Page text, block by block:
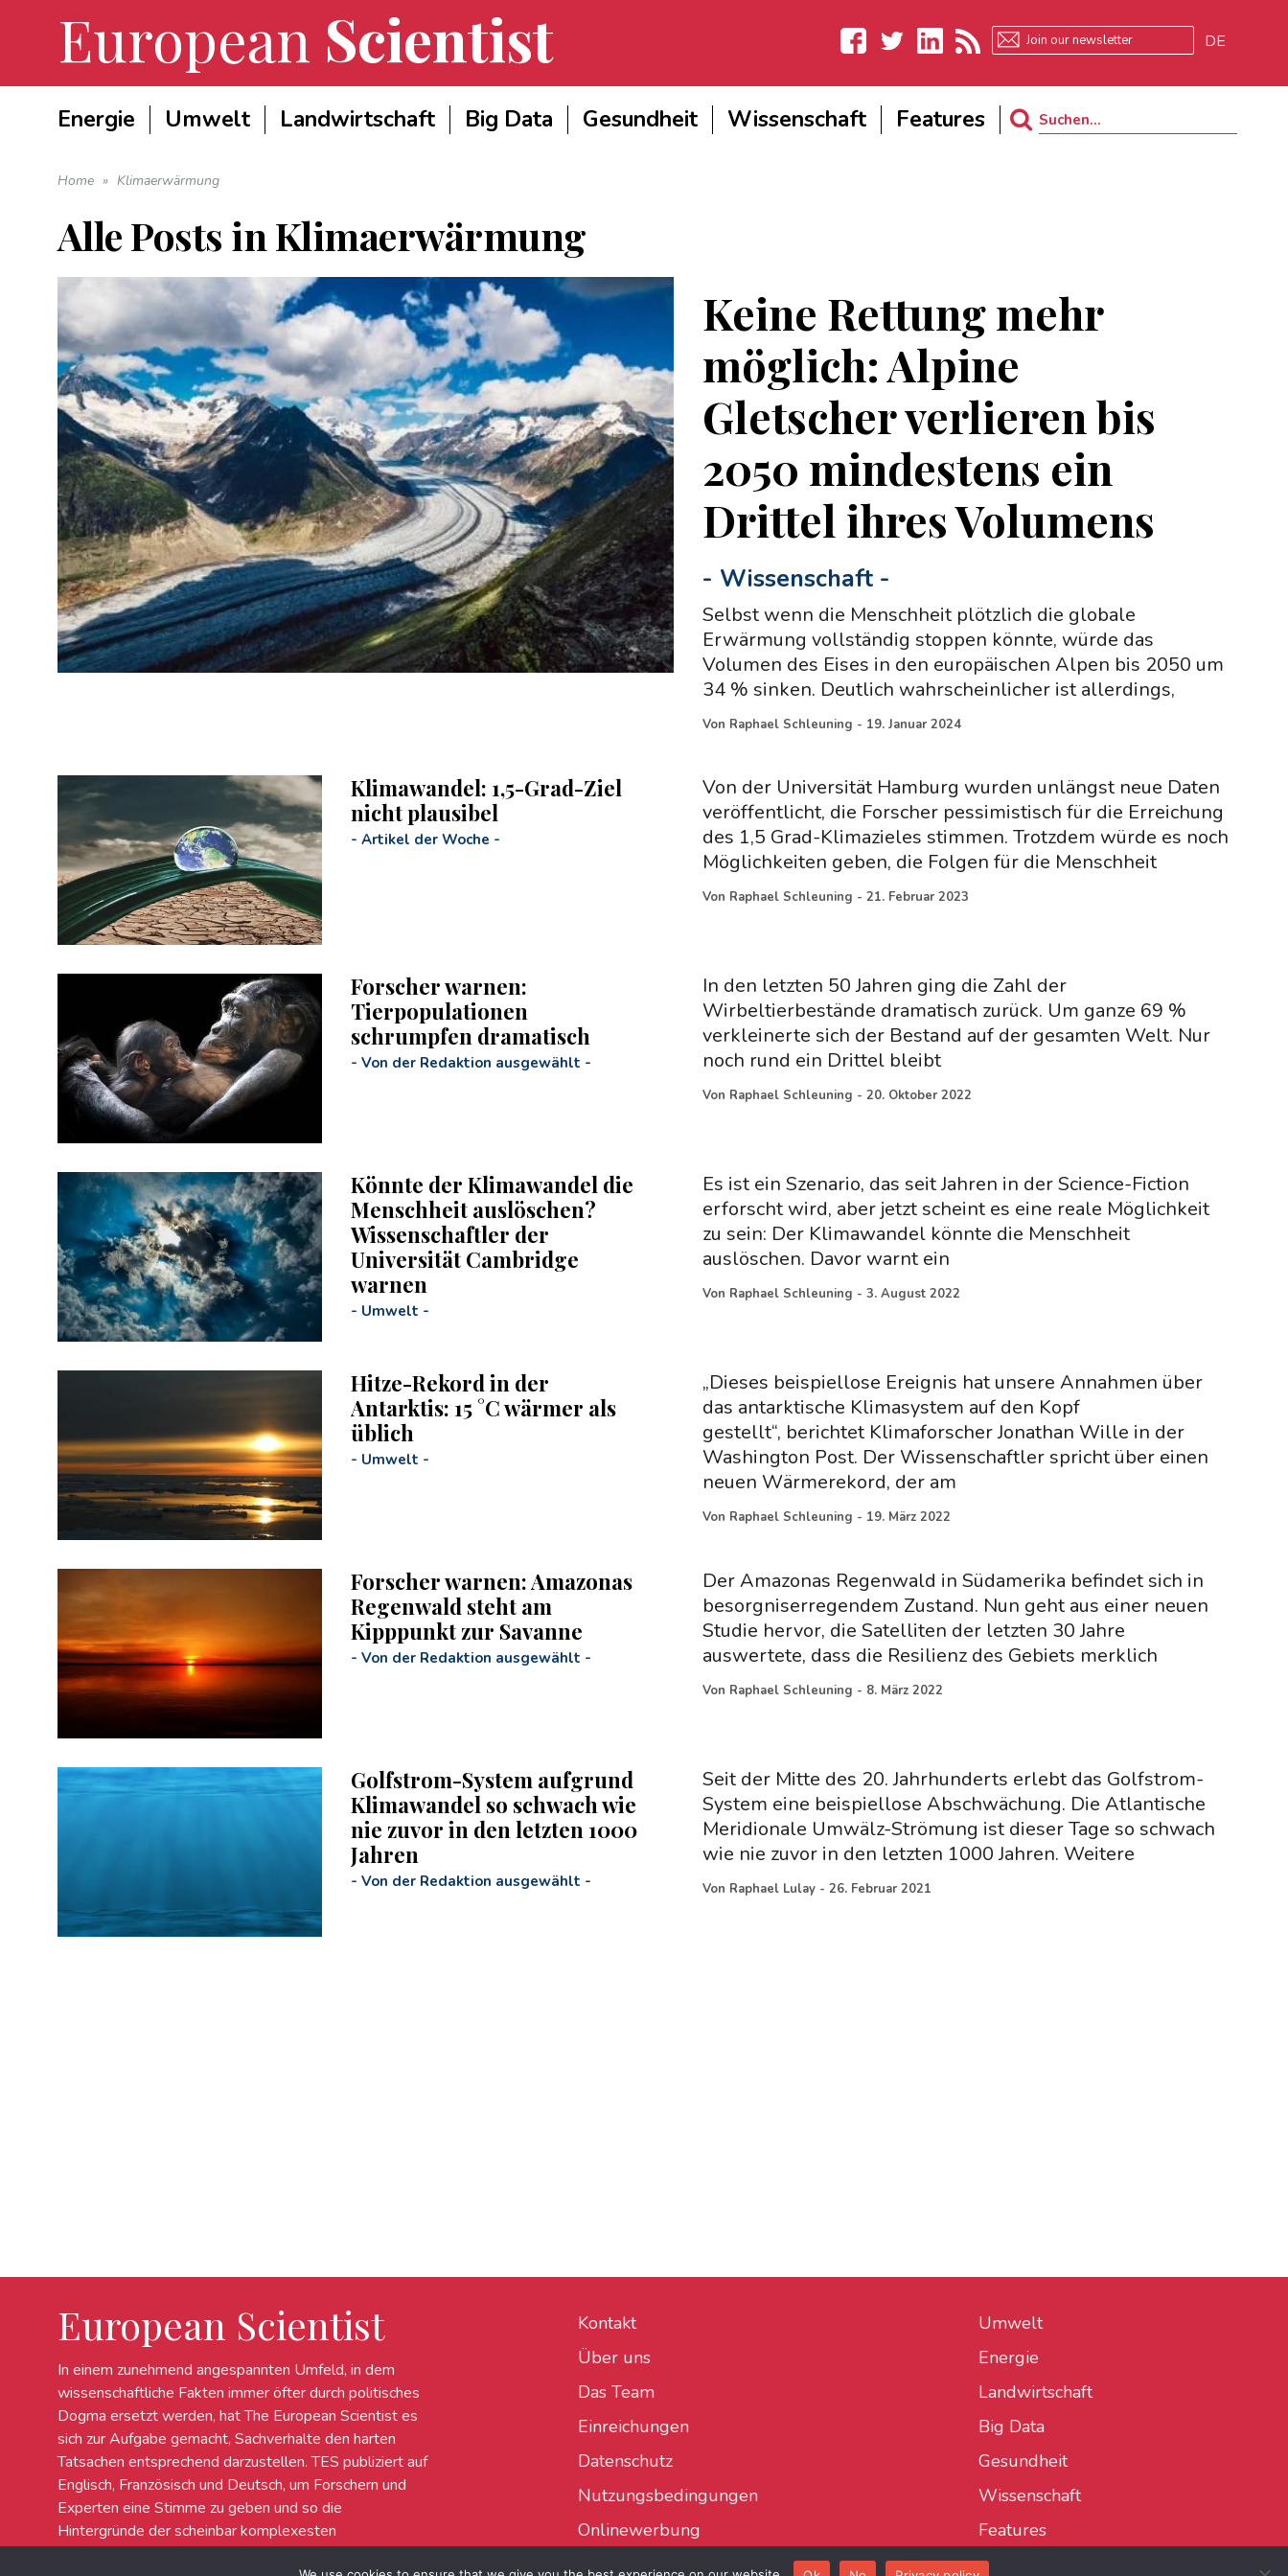
European Scientist
FacebookTwitter
DE
Energie Umwelt Landwirtschaft Big Data Gesundheit Wissenschaft Features
Search
Home » Klimaerwärmung
Alle Posts in Klimaerwärmung
Keine Rettung mehr
möglich: Alpine
Gletscher verlieren bis
2050 mindestens ein
Drittel ihres Volumens
- Wissenschaft -
Selbst wenn die Menschheit plötzlich die globale
Erwärmung vollständig stoppen könnte, würde das
Volumen des Eises in den europäischen Alpen bis 2050 um
34 % sinken. Deutlich wahrscheinlicher ist allerdings,
Von Raphael Schleuning - 19. Januar 2024
Klimawandel: 1,5-Grad-Ziel
nicht plausibel
- Artikel der Woche -
Von der Universität Hamburg wurden unlängst neue Daten
veröffentlicht, die Forscher pessimistisch für die Erreichung
des 1,5 Grad-Klimazieles stimmen. Trotzdem würde es noch
Möglichkeiten geben, die Folgen für die Menschheit
Von Raphael Schleuning - 21. Februar 2023
Forscher warnen:
Tierpopulationen
schrumpfen dramatisch
- Von der Redaktion ausgewählt -
In den letzten 50 Jahren ging die Zahl der
Wirbeltierbestände dramatisch zurück. Um ganze 69 %
verkleinerte sich der Bestand auf der gesamten Welt. Nur
noch rund ein Drittel bleibt
Von Raphael Schleuning - 20. Oktober 2022
Könnte der Klimawandel die
Menschheit auslöschen?
Wissenschaftler der
Universität Cambridge
warnen
- Umwelt -
Es ist ein Szenario, das seit Jahren in der Science-Fiction
erforscht wird, aber jetzt scheint es eine reale Möglichkeit
zu sein: Der Klimawandel könnte die Menschheit
auslöschen. Davor warnt ein
Von Raphael Schleuning - 3. August 2022
Hitze-Rekord in der
Antarktis: 15 °C wärmer als
üblich
- Umwelt -
„Dieses beispiellose Ereignis hat unsere Annahmen über
das antarktische Klimasystem auf den Kopf
gestellt“, berichtet Klimaforscher Jonathan Wille in der
Washington Post. Der Wissenschaftler spricht über einen
neuen Wärmerekord, der am
Von Raphael Schleuning - 19. März 2022
Forscher warnen: Amazonas
Regenwald steht am
Kipppunkt zur Savanne
- Von der Redaktion ausgewählt -
Der Amazonas Regenwald in Südamerika befindet sich in
besorgniserregendem Zustand. Nun geht aus einer neuen
Studie hervor, die Satelliten der letzten 30 Jahre
auswertete, dass die Resilienz des Gebiets merklich
Von Raphael Schleuning - 8. März 2022
Golfstrom-System aufgrund
Klimawandel so schwach wie
nie zuvor in den letzten 1000
Jahren
- Von der Redaktion ausgewählt -
Seit der Mitte des 20. Jahrhunderts erlebt das Golfstrom-
System eine beispiellose Abschwächung. Die Atlantische
Meridionale Umwälz-Strömung ist dieser Tage so schwach
wie nie zuvor in den letzten 1000 Jahren. Weitere
Von Raphael Lulay - 26. Februar 2021
European Scientist
In einem zunehmend angespannten Umfeld, in dem
wissenschaftliche Fakten immer öfter durch politisches
Dogma ersetzt werden, hat The European Scientist es
sich zur Aufgabe gemacht, Sachverhalte den harten
Tatsachen entsprechend darzustellen. TES publiziert auf
Englisch, Französisch und Deutsch, um Forschern und
Experten eine Stimme zu geben und so die
Hintergründe der scheinbar komplexesten
Kontakt
Über uns
Das Team
Einreichungen
Datenschutz
Nutzungsbedingungen
Onlinewerbung
Umwelt
Energie
Landwirtschaft
Big Data
Gesundheit
Wissenschaft
Features